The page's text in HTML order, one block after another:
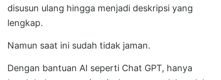
disusun ulang hingga menjadi deskripsi yang
lengkap.
Namun saat ini sudah tidak jaman.
Dengan bantuan AI seperti Chat GPT, hanya